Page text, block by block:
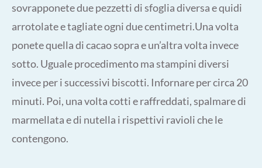
sovrapponete due pezzetti di sfoglia diversa e quidi
arrotolate e tagliate ogni due centimetri.Una volta
ponete quella di cacao sopra e un’altra volta invece
sotto. Uguale procedimento ma stampini diversi
invece per i successivi biscotti. Infornare per circa 20
minuti. Poi, una volta cotti e raffreddati, spalmare di
marmellata e di nutella i rispettivi ravioli che le
contengono.